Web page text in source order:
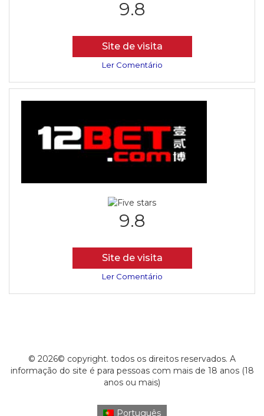
9.8
Site de visita
Ler Comentário
9.8
Site de visita
Ler Comentário
© 2026© copyright. todos os direitos reservados. A
informação do site é para pessoas com mais de 18 anos (18
anos ou mais)
Português